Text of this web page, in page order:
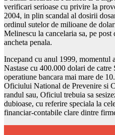
verificari serioase cu privire la
2004, in plin scandal al dosirii
ordinul sutelor de milioane de
Melinescu la cancelaria sa, pe
ancheta penala.
Incepand cu anul 1999, momentul
Nastase cu 400.000 dolari de
operatiune bancara mai mare de
Oficiului National de Prevenire si
randul sau, Oficiul trebuia sa
dubioase, cu referire speciala la
financiar-contabile clare dintre